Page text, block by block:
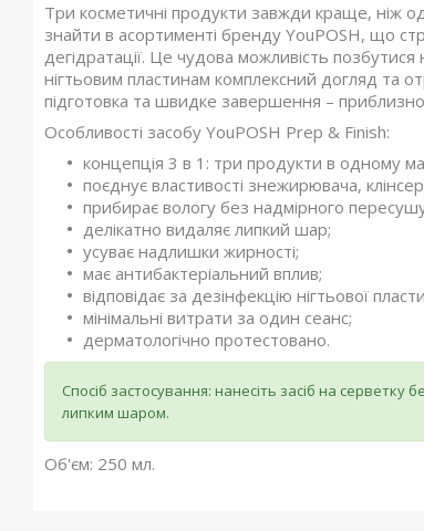
Три косметичні продукти завжди краще, ніж
знайти в асортименті бренду YouPOSH, що
дегідратації. Це чудова можливість
нігтьовим пластинам комплексний догляд та
підготовка та швидке завершення –
Особливості засобу YouPOSH Prep & Finish:
концепція 3 в 1: три продукти в одному
поєднує властивості знежирювача,
прибирає вологу без надмірного
делікатно видаляє липкий шар;
усуває надлишки жирності;
має антибактеріальний вплив;
відповідає за дезінфекцію нігтьової
мінімальні витрати за один сеанс;
дерматологічно протестовано.
Спосіб застосування: нанесіть засіб на серветку
липким шаром.
Об'єм: 250 мл.